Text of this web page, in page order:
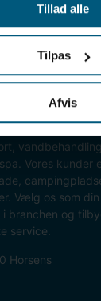
Tillad alle
Tilpas
Afvis
- Alt til
Vores kunder
Vælg os som
branchen og
service.
Horsens